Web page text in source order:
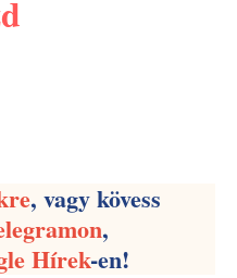
, vagy kövess
,
Hírek-en!